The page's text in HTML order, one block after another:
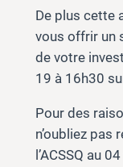
De plus cette
vous offrir un
de votre
19 à 16h30
Pour des
n’oubliez pas
l’ACSSQ au